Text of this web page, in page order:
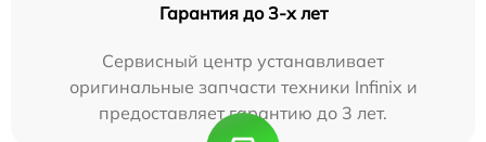
Гарантия до 3-х лет
Сервисный центр устанавливает
оригинальные запчасти техники Infinix и
предоставляет гарантию до 3 лет.